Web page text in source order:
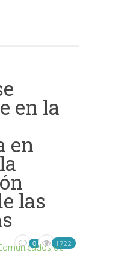
en la
en
las
de
0 1722